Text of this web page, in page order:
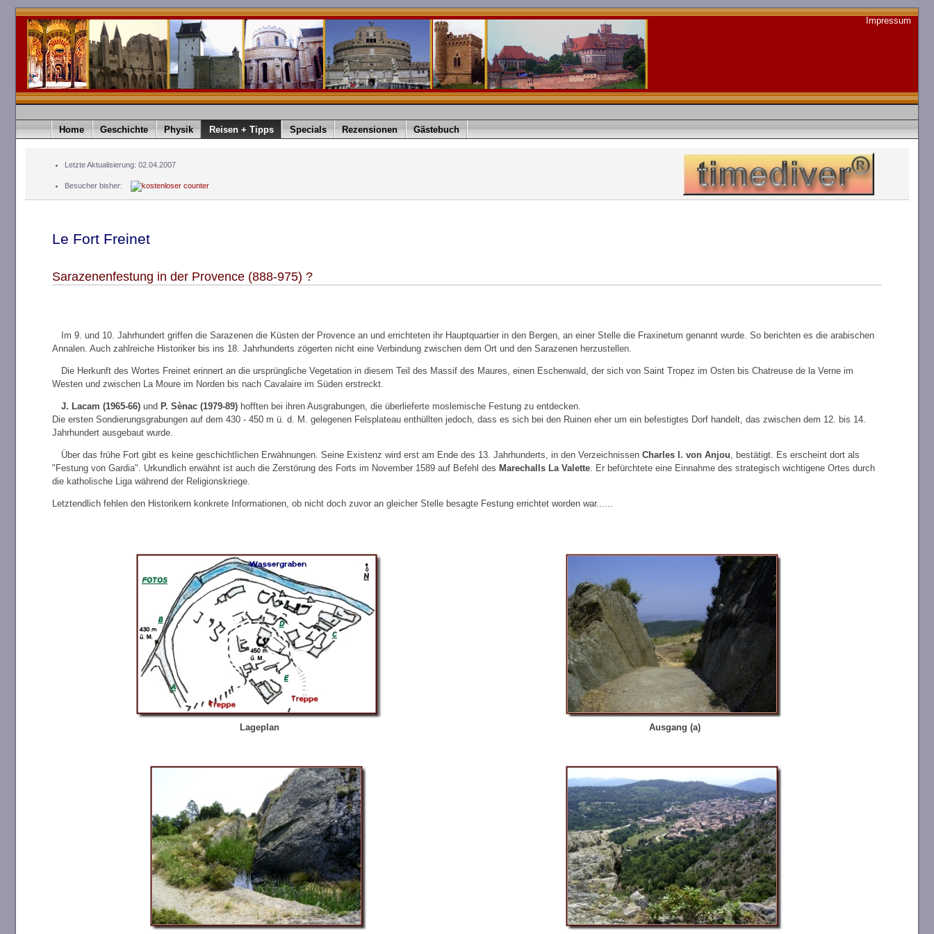
Impressum
Home Geschichte Physik Reisen + Tipps Specials Rezensionen Gästebuch
Letzte Aktualisierung: 02.04.2007
Besucher bisher:
Le Fort Freinet
Sarazenenfestung in der Provence (888-975) ?
Im 9. und 10. Jahrhundert griffen die Sarazenen die Küsten der Provence an und errichteten ihr Hauptquartier in den Bergen, an einer Stelle die Fraxinetum genannt wurde. So berichten es die arabischen
Annalen. Auch zahlreiche Historiker bis ins 18. Jahrhunderts zögerten nicht eine Verbindung zwischen dem Ort und den Sarazenen herzustellen.
Die Herkunft des Wortes Freinet erinnert an die ursprüngliche Vegetation in diesem Teil des Massif des Maures, einen Eschenwald, der sich von Saint Tropez im Osten bis Chatreuse de la Verne im
Westen und zwischen La Moure im Norden bis nach Cavalaire im Süden erstreckt.
J. Lacam (1965-66)und P. Sènac (1979-89)hofften bei ihren Ausgrabungen, die überlieferte moslemische Festung zu entdecken.
Die ersten Sondierungsgrabungen auf dem 430 - 450 m ü. d. M. gelegenen Felsplateau enthüllten jedoch, dass es sich bei den Ruinen eher um ein befestigtes Dorf handelt, das zwischen dem 12. bis 14.
Jahrhundert ausgebaut wurde.
Über das frühe Fort gibt es keine geschichtlichen Erwähnungen. Seine Existenz wird erst am Ende des 13. Jahrhunderts, in den Verzeichnissen Charles I. von Anjou, bestätigt. Es erscheint dort als
"Festung von Gardia". Urkundlich erwähnt ist auch die Zerstörung des Forts im November 1589 auf Befehl des Marechalls La Valette. Er befürchtete eine Einnahme des strategisch wichtigene Ortes durch
die katholische Liga während der Religionskriege.
Letztendlich fehlen den Historikern konkrete Informationen, ob nicht doch zuvor an gleicher Stelle besagte Festung errichtet worden war......
Lageplan Ausgang (a)